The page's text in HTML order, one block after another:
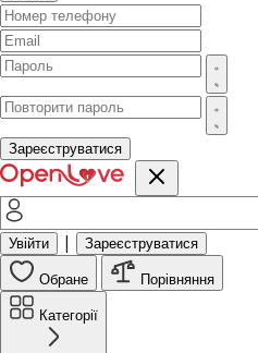
Зареєструватися
Увійти | Зареєструватися
Обране Порівняння
Категорії